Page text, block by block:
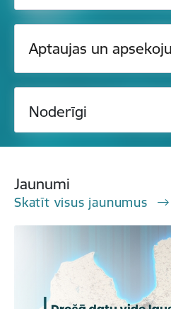
Aptaujas un
Noderīgi
Jaunumi
Skatīt visus jaunumus